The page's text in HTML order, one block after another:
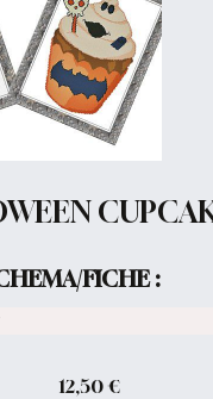
FICHE :
12,50 €